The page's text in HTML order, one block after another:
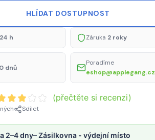
HLÍDAT DOSTUPNOST
h Záruka 2 roky
dnů
Poradíme
eshop@applegang.cz
(přečtěte si recenzi)
Sdílet
2–4 dny– Zásilkovna - výdejní místo